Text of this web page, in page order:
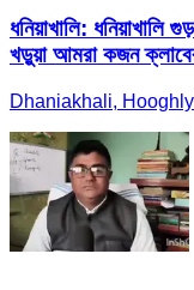
ধনিয়াখালি: ধনিয়াখালি
খড়ুয়া আমরা কজন
Dhaniakhali,